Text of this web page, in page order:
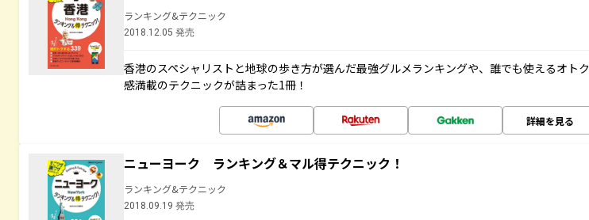
ランキング&テクニック
2018.12.05 発売
香港のスペシャリストと地球の歩き方が選んだ最強グルメランキングや、誰でも使えるオトク
感満載のテクニックが詰まった1冊！
詳細を見る
ニューヨーク ランキング＆マル得テクニック！
ランキング&テクニック
2018.09.19 発売